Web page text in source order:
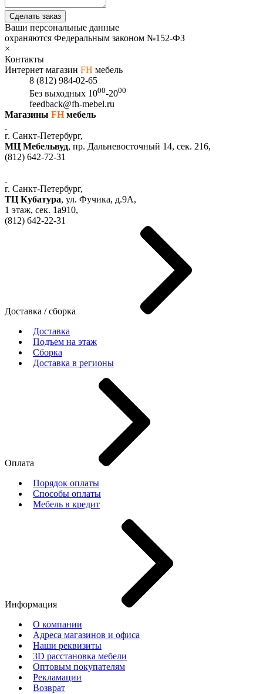
Сделать заказ
Ваши персональные данные
охраняются Федеральным законом №152-ФЗ
×
Контакты
Интернет магазин FH мебель
8 (812) 984-02-65
Без выходных 1000-2000
feedback@fh-mebel.ru
Магазины FHмебель
г. Санкт-Петербург,
МЦ Мебельвуд, пр. Дальневосточный 14, сек. 216,
(812) 642-72-31
г. Санкт-Петербург,
ТЦ Кубатура, ул. Фучика, д.9А,
1 этаж, сек. 1a910,
(812) 642-22-31
Доставка / сборка
Доставка
Подъем на этаж
Сборка
Доставка в регионы
Оплата
Порядок оплаты
Способы оплаты
Мебель в кредит
Информация
О компании
Адреса магазинов и офиса
Наши реквизиты
3D расстановка мебели
Оптовым покупателям
Рекламации
Возврат